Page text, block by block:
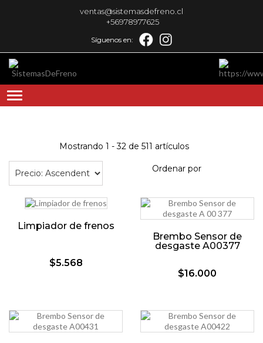
ventas@sistemasdefreno.cl
+56978977625
Síguenos en:
Mostrando 1 - 32 de 511 artículos
Ordenar por
Limpiador de frenos
$5.568
Brembo Sensor de
desgaste A00377
$16.000